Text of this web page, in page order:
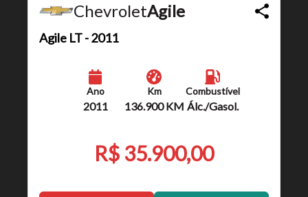
ChevroletAgile
Agile LT - 2011
Ano
2011
Km
136.900 KM
Combustível
Álc./Gasol.
R$ 35.900,00